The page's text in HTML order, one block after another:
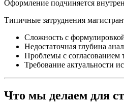
Оформление подчиняется
Типичные затруднения
Сложность с
Недостаточная глубина
Проблемы с согласованием
Требование актуальности
Что мы делаем для